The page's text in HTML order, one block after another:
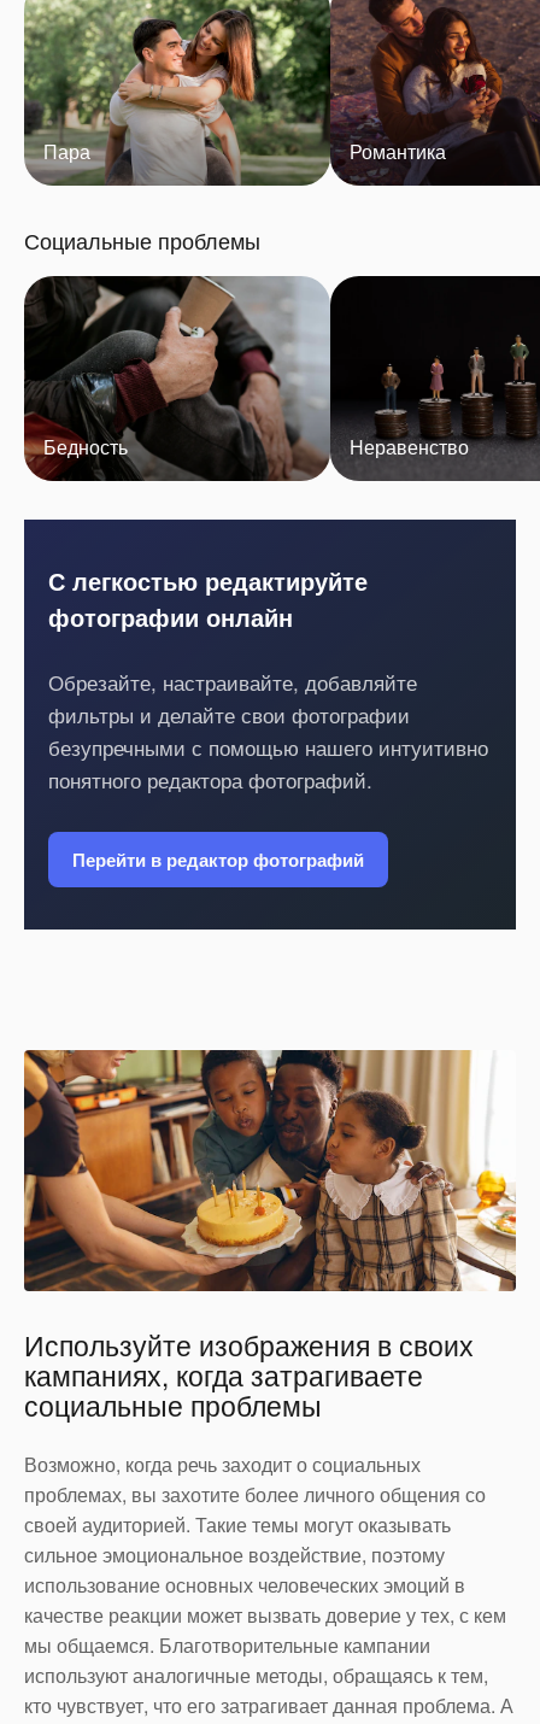
Пара Романтика
Социальные проблемы
Бедность Неравенство
С легкостью редактируйте
фотографии онлайн
Обрезайте, настраивайте, добавляйте
фильтры и делайте свои фотографии
безупречными с помощью нашего интуитивно
понятного редактора фотографий.
Перейти в редактор фотографий
Используйте изображения в своих
кампаниях, когда затрагиваете
социальные проблемы
Возможно, когда речь заходит о социальных
проблемах, вы захотите более личного общения со
своей аудиторией. Такие темы могут оказывать
сильное эмоциональное воздействие, поэтому
использование основных человеческих эмоций в
качестве реакции может вызвать доверие у тех, с кем
мы общаемся. Благотворительные кампании
используют аналогичные методы, обращаясь к тем,
кто чувствует, что его затрагивает данная проблема. А